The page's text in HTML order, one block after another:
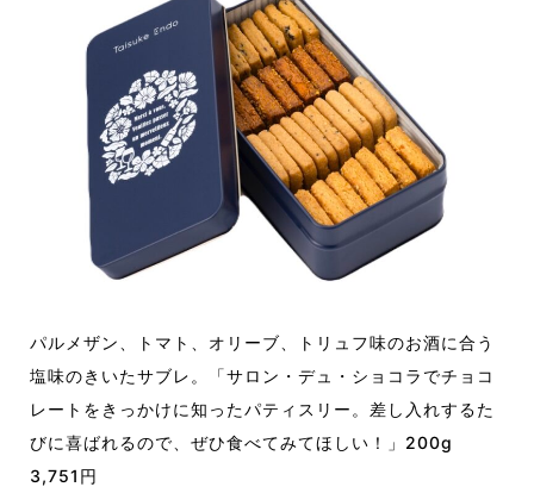
パルメザン、トマト、オリーブ、トリュフ味のお酒に合う
塩味のきいたサブレ。「サロン・デュ・ショコラでチョコ
レートをきっかけに知ったパティスリー。差し入れするた
びに喜ばれるので、ぜひ食べてみてほしい！」200g
3,751円